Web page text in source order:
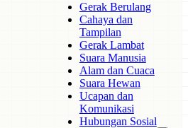
Gerak Berulang
Cahaya dan
Tampilan
Gerak Lambat
Suara Manusia
Alam dan Cuaca
Suara Hewan
Ucapan dan
Komunikasi
Hubungan Sosial